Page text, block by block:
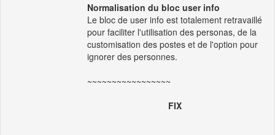
Normalisation du bloc user info
Le bloc de user info est totalement retravaillé
pour faciliter l'utilisation des personas, de la
customisation des postes et de l'option pour
ignorer des personnes.
~~~~~~~~~~~~~~~~~
FIX